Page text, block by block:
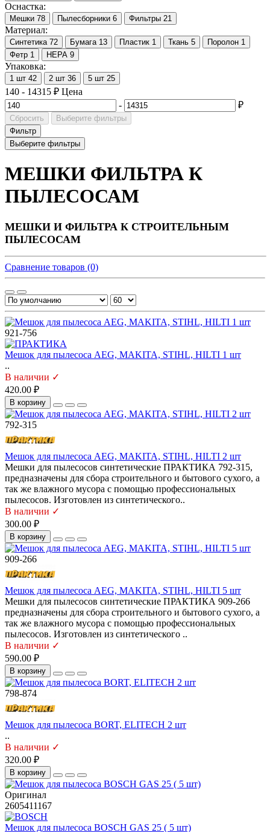
Оснастка:
Мешки 78 Пылесборники 6 Фильтры 21
Материал:
Синтетика 72 Бумага 13 Пластик 1 Ткань 5 Поролон 1
Фетр 1 HEPA 9
Упаковка:
1 шт 42 2 шт 36 5 шт 25
140 - 14315 ₽ Цена
-
₽
Сбросить
Выберите фильтры
Фильтр
Выберите фильтры
МЕШКИ ФИЛЬТРА К
ПЫЛЕСОСАМ
МЕШКИ И ФИЛЬТРА К СТРОИТЕЛЬНЫМ
ПЫЛЕСОСАМ
Сравнение товаров (0)
921-756
Мешок для пылесоса AEG, MAKITA, STIHL, HILTI 1 шт
..
В наличии ✓
420.00 ₽
В корзину
792-315
Мешок для пылесоса AEG, MAKITA, STIHL, HILTI 2 шт
Мешки для пылесосов синтетические ПРАКТИКА 792-315,
предназначены для сбора строительного и бытового сухого, а
так же влажного мусора с помощью профессиональных
пылесосов. Изготовлен из синтетического..
В наличии ✓
300.00 ₽
В корзину
909-266
Мешок для пылесоса AEG, MAKITA, STIHL, HILTI 5 шт
Мешки для пылесосов синтетические ПРАКТИКА 909-266
предназначены для сбора строительного и бытового сухого, а
так же влажного мусора с помощью профессиональных
пылесосов. Изготовлен из синтетического ..
В наличии ✓
590.00 ₽
В корзину
798-874
Мешок для пылесоса BORT, ELITECH 2 шт
..
В наличии ✓
320.00 ₽
В корзину
Оригинал
2605411167
Мешок для пылесоса BOSCH GAS 25 ( 5 шт)